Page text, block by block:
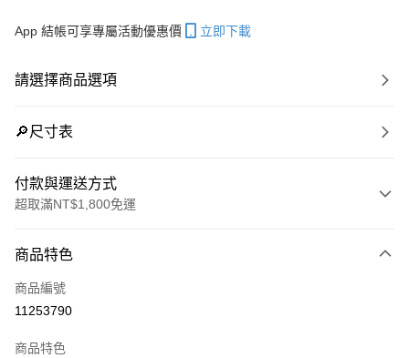
App 結帳可享專屬活動優惠價 立即下載
請選擇商品選項
🔎尺寸表
付款與運送方式
超取滿NT$1,800免運
信用卡一次付款
LINE Pay
商品特色
商品編號
11253790
商品特色